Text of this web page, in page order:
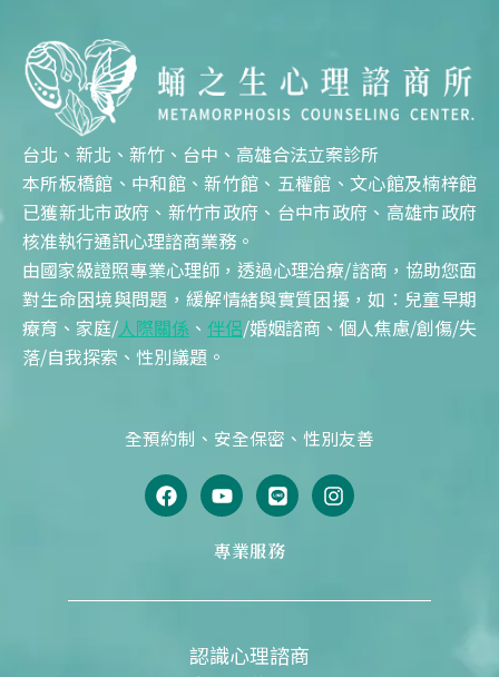
台北、新北、新竹、台中、高雄合法立案診所
本所板橋館、中和館、新竹館、五權館、文心館及楠梓館
已獲新北市政府、新竹市政府、台中市政府、高雄市政府
核准執行通訊心理諮商業務。
由國家級證照專業心理師，透過心理治療/諮商，協助您面
對生命困境與問題，緩解情緒與實質困擾，如：兒童早期
療育、家庭/人際關係 、 伴侶/婚姻諮商、個人焦慮/創傷/失
落/自我探索、性別議題。
全預約制、安全保密、性別友善
F
a
c
o
Y
o
u
t
u
e
L
i
n
e
I
n
s
r
專業服務
認識心理諮商